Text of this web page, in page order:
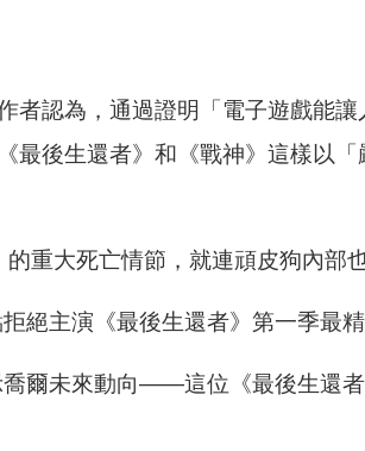
者認為，通過證明「電子遊戲能
最後生還者》和《戰神》這樣以
的重大死亡情節，就連頑皮狗內部
拒絕主演《最後生還者》第一季最
喬爾未來動向——這位《最後生還